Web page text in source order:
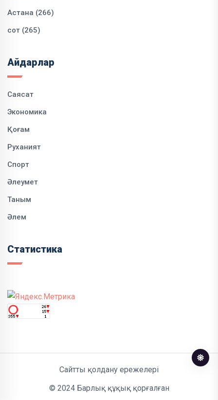
Астана (266)
сот (265)
Айдарлар
Саясат
Экономика
Қоғам
Руханият
Спорт
Әлеумет
Таным
Әлем
Статистика
Сайтты қолдану ережелері
© 2024 Барлық құқық қорғалған